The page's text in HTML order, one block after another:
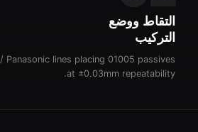
التقاط ووضع
التركيب
Panasonic lines placing 01005 passives
at ±0.03mm repeatability.